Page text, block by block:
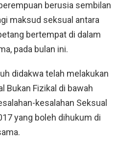
berusia sembilan
maksud seksual antara
bertempat di dalam
pada bulan ini.
didakwa telah melakukan
Bukan Fizikal di bawah
kesalahan Seksual
yang boleh dihukum di